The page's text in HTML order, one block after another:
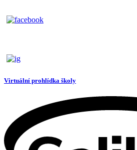
Virtuální prohlídka školy